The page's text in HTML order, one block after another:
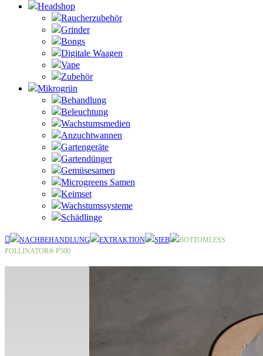
Headshop
Raucherzubehör
Grinder
Bongs
Digitale Waagen
Vape
Zubehör
Mikrogrün
Behandlung
Beleuchtung
Wachstumsmedien
Anzuchtwannen
Gartengeräte
Gartendünger
Gemüsesamen
Microgreens Samen
Keimset
Wachstumssysteme
Schädlinge
NACHBEHANDLUNG EXTRAKTION SIEB
BOTTOMLESS
POLLINATOR® P500